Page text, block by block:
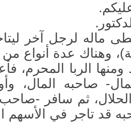
ماله لرجل آخر
وهناك عدة أنواع من
ومنها الربا
صاحبه المال،
الحلال، ثم سافر -
قد تاجر في الأسهم